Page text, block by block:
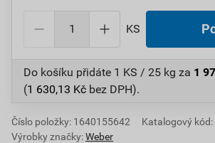
KS
Do košíku přidáte 1 KS / 25 kg za 1
(1 630,13 Kč bez DPH).
Číslo položky: 1640155642
Katalogový kód:
Výrobky značky:Weber